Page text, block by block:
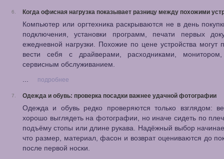
6. Когда офисная нагрузка показывает разницу между похожими
Компьютер или оргтехника раскрываются не в день
подключения, установки программ, печати первых
ежедневной нагрузки. Похожие по цене устройства могут
вести себя с драйверами, расходниками,
сервисным обслуживанием.
...
подробнее
7. Одежда и обувь: проверка посадки важнее удачной фотографии
Одежда и обувь редко проверяются только взглядом:
хорошо выглядеть на фотографии, но иначе сидеть по
подъёму стопы или длине рукава. Надёжный выбор
что размер, материал, фасон и возврат оцениваются до
после первой носки.